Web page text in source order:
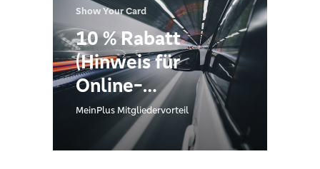
Show Your Card
10 % Rabatt
(Hinweis für
Online-
Bestellungen:
Bitte geben Sie im
Feld
MeinPlus Mitgliedervorteil